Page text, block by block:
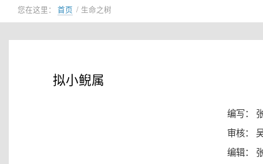
您在这里： 首页 / 生命之树
拟小鲵属
编写：
审核：
编辑：